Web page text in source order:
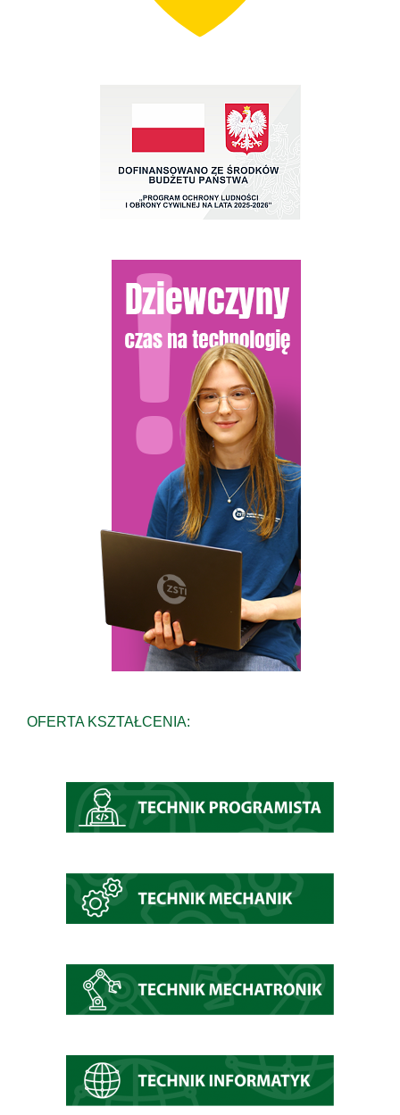
OFERTA KSZTAŁCENIA: